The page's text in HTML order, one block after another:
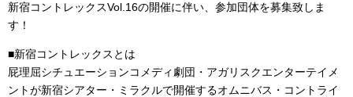
新宿コントレックスVol.16の開催に伴い、参加団体を募集致しま
す！
■新宿コントレックスとは
屁理屈シチュエーションコメディ劇団・アガリスクエンターテイメ
ントが新宿シアター・ミラクルで開催するオムニバス・コントライ